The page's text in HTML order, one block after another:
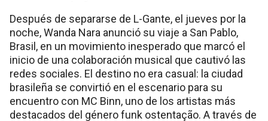
Después de separarse de L-Gante, el jueves por la
noche, Wanda Nara anunció su viaje a San Pablo,
Brasil, en un movimiento inesperado que marcó el
inicio de una colaboración musical que cautivó las
redes sociales. El destino no era casual: la ciudad
brasileña se convirtió en el escenario para su
encuentro con MC Binn, uno de los artistas más
destacados del género funk ostentação. A través de